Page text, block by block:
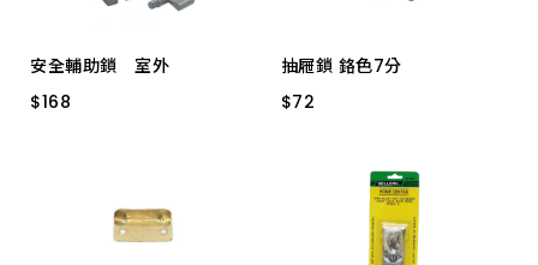
安全輔助鎖 室外
$168
$168
抽屜鎖 鉻色7分
$72
$72